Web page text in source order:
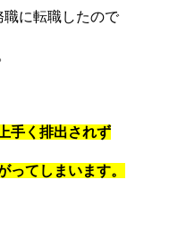
に転職したので
手く排出されず
ってしまいます。